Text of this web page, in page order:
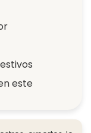
este